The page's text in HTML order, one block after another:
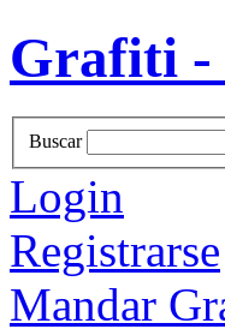
Grafiti -
Buscar
Login
Registrarse
Mandar